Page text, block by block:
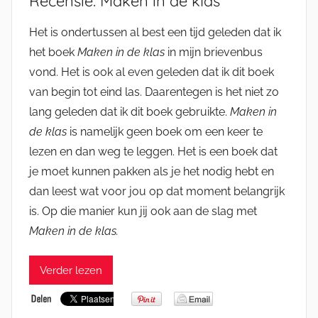
Het is ondertussen al best een tijd geleden dat ik
het boek Maken in de klas in mijn brievenbus
vond. Het is ook al even geleden dat ik dit boek
van begin tot eind las. Daarentegen is het niet zo
lang geleden dat ik dit boek gebruikte. Maken in
de klas is namelijk geen boek om een keer te
lezen en dan weg te leggen. Het is een boek dat
je moet kunnen pakken als je het nodig hebt en
dan leest wat voor jou op dat moment belangrijk
is. Op die manier kun jij ook aan de slag met
Maken in de klas.
Verder lezen